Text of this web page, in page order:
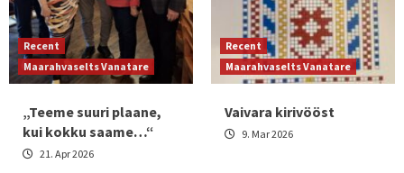
Recent
Maarahvaselts Vanatare
„Teeme suuri plaane,
kui kokku saame…“
21. Apr 2026
Recent
Maarahvaselts Vanatare
Vaivara kirivööst
9. Mar 2026